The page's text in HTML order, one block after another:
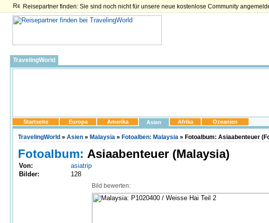
Reisepartner finden: Sie sind noch nicht für unsere neue kostenlose Community
TravelingWorld
Startseite Europa Amerika Asien Afrika Ozeanien
TravelingWorld » Asien » Malaysia » Fotoalben: Malaysia » Fotoalbum: Asiaabenteuer
Fotoalbum: Asiaabenteuer (Malaysia)
Von:
asiatrip
Bilder:
128
Bild bewerten: